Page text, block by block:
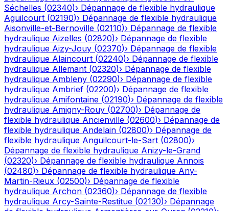
Séchelles (02340)› Dépannage de flexible hydraulique
Aguilcourt (02190)› Dépannage de flexible hydraulique
Aisonville-et-Bernoville (02110)› Dépannage de flexible
hydraulique Aizelles (02820)› Dépannage de flexible
hydraulique Aizy-Jouy (02370)› Dépannage de flexible
hydraulique Alaincourt (02240)› Dépannage de flexible
hydraulique Allemant (02320)› Dépannage de flexible
hydraulique Ambleny (02290)› Dépannage de flexible
hydraulique Ambrief (02200)› Dépannage de flexible
hydraulique Amifontaine (02190)› Dépannage de flexible
hydraulique Amigny-Rouy (02700)› Dépannage de
flexible hydraulique Ancienville (02600)› Dépannage de
flexible hydraulique Andelain (02800)› Dépannage de
flexible hydraulique Anguilcourt-le-Sart (02800)›
Dépannage de flexible hydraulique Anizy-le-Grand
(02320)› Dépannage de flexible hydraulique Annois
(02480)› Dépannage de flexible hydraulique Any-
Martin-Rieux (02500)› Dépannage de flexible
hydraulique Archon (02360)› Dépannage de flexible
hydraulique Arcy-Sainte-Restitue (02130)› Dépannage